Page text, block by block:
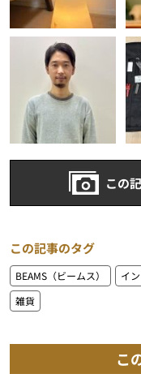
この
この記事のタグ
BEAMS（ビームス） イ
雑貨
こ